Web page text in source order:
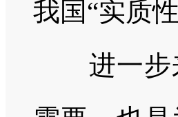
我国“实质
进一